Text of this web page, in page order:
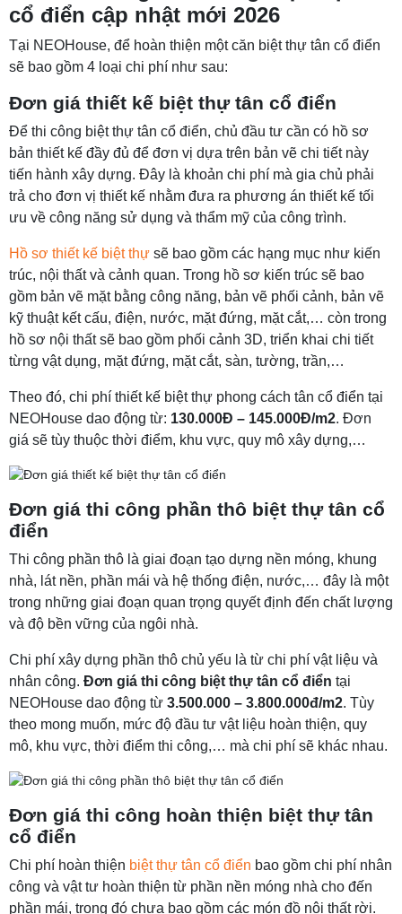
cổ điển cập nhật mới 2026
Tại NEOHouse, để hoàn thiện một căn biệt thự tân cổ điển
sẽ bao gồm 4 loại chi phí như sau:
Đơn giá thiết kế biệt thự tân cổ điển
Để thi công biệt thự tân cổ điển, chủ đầu tư cần có hồ sơ
bản thiết kế đầy đủ để đơn vị dựa trên bản vẽ chi tiết này
tiến hành xây dựng. Đây là khoản chi phí mà gia chủ phải
trả cho đơn vị thiết kế nhằm đưa ra phương án thiết kế tối
ưu về công năng sử dụng và thẩm mỹ của công trình.
Hồ sơ thiết kế biệt thự sẽ bao gồm các hạng mục như kiến
trúc, nội thất và cảnh quan. Trong hồ sơ kiến trúc sẽ bao
gồm bản vẽ mặt bằng công năng, bản vẽ phối cảnh, bản vẽ
kỹ thuật kết cấu, điện, nước, mặt đứng, mặt cắt,… còn trong
hồ sơ nội thất sẽ bao gồm phối cảnh 3D, triển khai chi tiết
từng vật dụng, mặt đứng, mặt cắt, sàn, tường, trần,…
Theo đó, chi phí thiết kế biệt thự phong cách tân cổ điển tại
NEOHouse dao động từ: 130.000Đ – 145.000Đ/m2. Đơn
giá sẽ tùy thuộc thời điểm, khu vực, quy mô xây dựng,…
Đơn giá thi công phần thô biệt thự tân cổ
điển
Thi công phần thô là giai đoạn tạo dựng nền móng, khung
nhà, lát nền, phần mái và hệ thống điện, nước,… đây là một
trong những giai đoạn quan trọng quyết định đến chất lượng
và độ bền vững của ngôi nhà.
Chi phí xây dựng phần thô chủ yếu là từ chi phí vật liệu và
nhân công. Đơn giá thi công biệt thự tân cổ điển tại
NEOHouse dao động từ 3.500.000 – 3.800.000đ/m2. Tùy
theo mong muốn, mức độ đầu tư vật liệu hoàn thiện, quy
mô, khu vực, thời điểm thi công,… mà chi phí sẽ khác nhau.
Đơn giá thi công hoàn thiện biệt thự tân
cổ điển
Chi phí hoàn thiện biệt thự tân cổ điển bao gồm chi phí nhân
công và vật tư hoàn thiện từ phần nền móng nhà cho đến
phần mái, trong đó chưa bao gồm các món đồ nội thất rời.